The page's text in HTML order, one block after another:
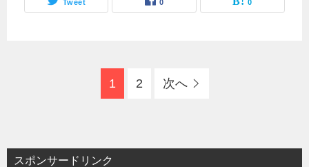
Tweet 0 0
1 2 次へ
スポンサードリンク